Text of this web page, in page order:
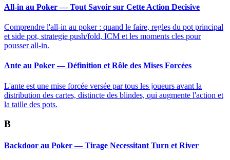
All-in au Poker — Tout Savoir sur Cette Action Decisive
Comprendre l'all-in au poker : quand le faire, regles du pot principal
et side pot, strategie push/fold, ICM et les moments cles pour
pousser all-in.
Ante au Poker — Définition et Rôle des Mises Forcées
L'ante est une mise forcée versée par tous les joueurs avant la
distribution des cartes, distincte des blindes, qui augmente l'action et
la taille des pots.
B
Backdoor au Poker — Tirage Necessitant Turn et River